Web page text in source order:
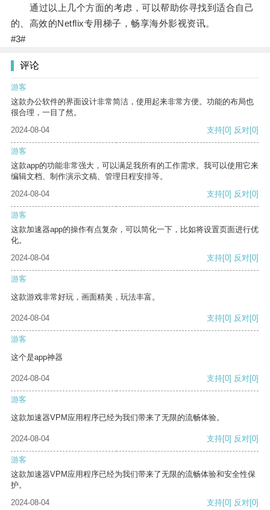
通过以上几个方面的考虑，可以帮助你寻找到适合自己
的、高效的Netflix专用梯子，畅享海外影视资讯。
#3#
评论
游客
这款办公软件的界面设计非常简洁，使用起来非常方便。功能的布局也
很合理，一目了然。
2024-08-04
支持[0] 反对[0]
游客
这款app的功能非常强大，可以满足我所有的工作需求。我可以使用它来
编辑文档、制作演示文稿、管理日程安排等。
2024-08-04
支持[0] 反对[0]
游客
这款加速器app的操作有点复杂，可以简化一下，比如将设置页面进行优
化。
2024-08-04
支持[0] 反对[0]
游客
这款游戏非常好玩，画面精美，玩法丰富。
2024-08-04 支持[0] 反对[0]
游客
这个是app神器
2024-08-04 支持[0] 反对[0]
游客
这款加速器VPM应用程序已经为我们带来了无限的流畅体验。
2024-08-04 支持[0] 反对[0]
游客
这款加速器VPM应用程序已经为我们带来了无限的流畅体验和安全性保
护。
2024-08-04
支持[0] 反对[0]